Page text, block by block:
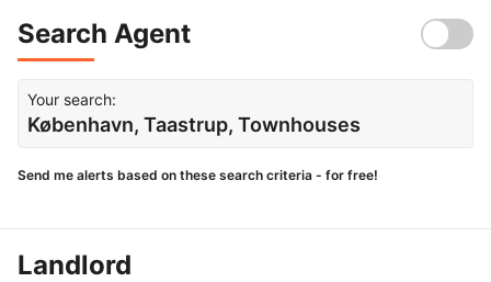
Search Agent
Your search:
København, Taastrup, Townhouses
Send me alerts based on these search criteria - for free!
Landlord